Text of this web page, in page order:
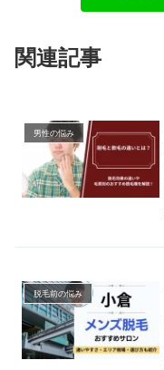
関連記事
男性の悩み
脱毛前の悩み